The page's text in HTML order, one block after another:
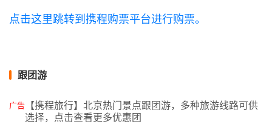
点击这里跳转到携程购票平台进行购票。
跟团游
广告 【携程旅行】北京热门景点跟团游，多种旅游线路可供
选择，点击查看更多优惠团